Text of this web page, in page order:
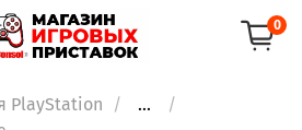
0
PlayStation
...